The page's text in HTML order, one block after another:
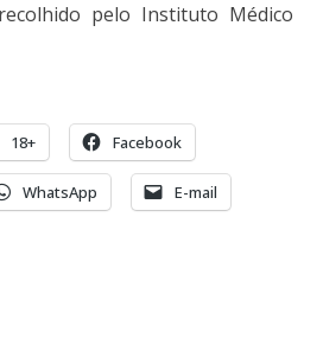
pelo Instituto Médico
18+ Facebook
WhatsApp E-mail